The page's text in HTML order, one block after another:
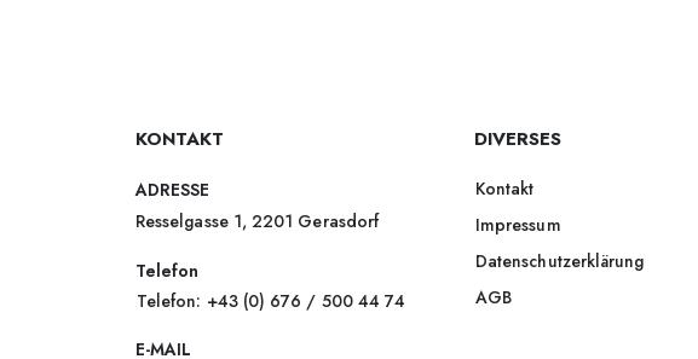
KONTAKT
ADRESSE
Resselgasse 1, 2201 Gerasdorf
Telefon
Telefon: +43 (0) 676 / 500 44 74
E-MAIL
DIVERSES
Kontakt
Impressum
Datenschutzerklärung
AGB